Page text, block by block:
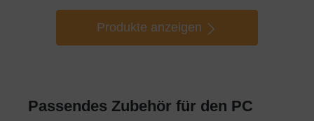
Produkte anzeigen
Passendes Zubehör für den PC